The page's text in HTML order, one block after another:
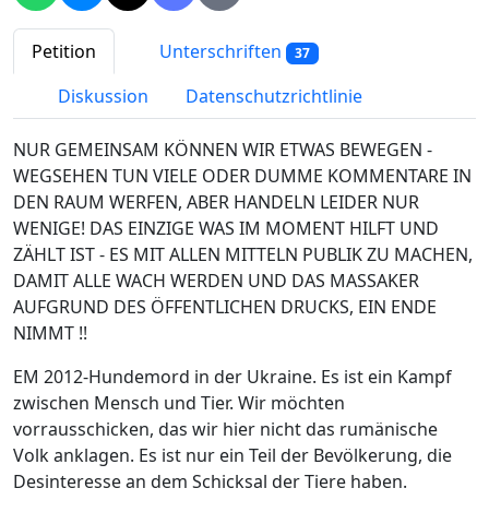
Petition Unterschriften 37
Diskussion Datenschutzrichtlinie
NUR GEMEINSAM KÖNNEN WIR ETWAS BEWEGEN -
WEGSEHEN TUN VIELE ODER DUMME KOMMENTARE IN
DEN RAUM WERFEN, ABER HANDELN LEIDER NUR
WENIGE! DAS EINZIGE WAS IM MOMENT HILFT UND
ZÄHLT IST - ES MIT ALLEN MITTELN PUBLIK ZU MACHEN,
DAMIT ALLE WACH WERDEN UND DAS MASSAKER
AUFGRUND DES ÖFFENTLICHEN DRUCKS, EIN ENDE
NIMMT !!
EM 2012-Hundemord in der Ukraine. Es ist ein Kampf
zwischen Mensch und Tier. Wir möchten
vorrausschicken, das wir hier nicht das rumänische
Volk anklagen. Es ist nur ein Teil der Bevölkerung, die
Desinteresse an dem Schicksal der Tiere haben.